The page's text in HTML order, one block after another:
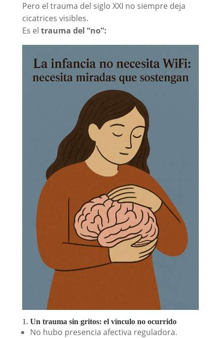
Pero el trauma del siglo XXI no siempre deja
cicatrices visibles.
Es el trauma del “no”:
1. Un trauma sin gritos: el vínculo no ocurrido
No hubo presencia afectiva reguladora.